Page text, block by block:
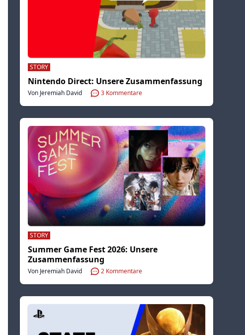
STORY
Nintendo Direct: Unsere Zusammenfassung
Von Jeremiah David 3 Kommentare
STORY
Summer Game Fest 2026: Unsere
Zusammenfassung
Von Jeremiah David 2 Kommentare